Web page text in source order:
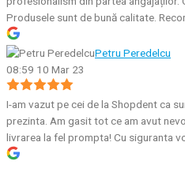
Produsele sunt de bună calitate.
Petru Peredelcu
08:59 10 Mar 23
I-am vazut pe cei de la Shopdent ca
prezinta. Am gasit tot ce am avut
livrarea la fel prompta! Cu siguranta